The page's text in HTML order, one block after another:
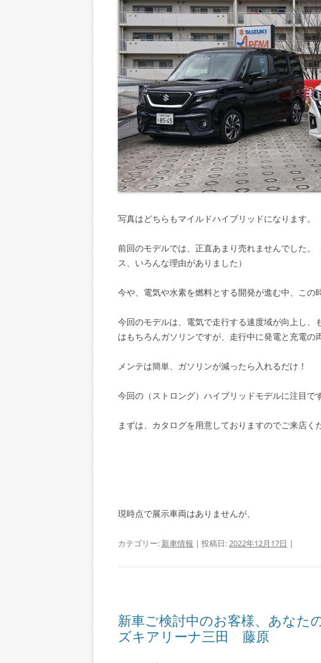
写真はどちらもマイルドハイブリッドになります。
前回のモデルでは、正直あまり売れませんでした
ス、いろんな理由がありました）
今や、電気や水素を燃料とする開発が進む中、この
今回のモデルは、電気で走行する速度域が向上し
はもちろんガソリンですが、走行中に発電と充電の
メンテは簡単、ガソリンが減ったら入れるだけ！
今回の（ストロング）ハイブリッドモデルに注目で
まずは、カタログを用意しておりますのでご来店
現時点で展示車両はありませんが、
カテゴリー: 新車情報 | 投稿日:2022年12月17日 |
新車ご検討中のお客様、あな
ズキアリーナ三田 藤原